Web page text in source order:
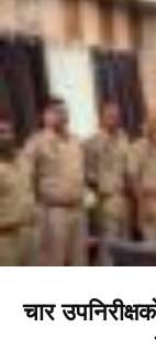
चार